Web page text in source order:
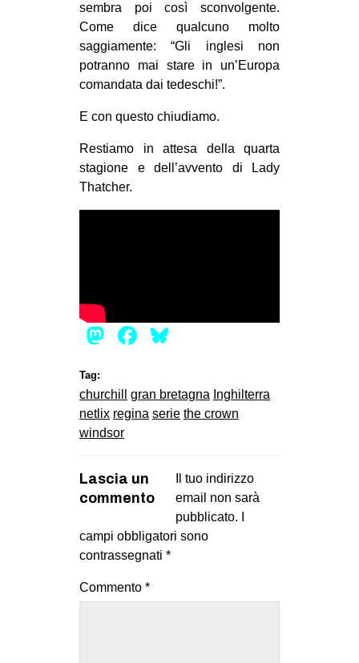
sembra poi così sconvolgente.
Come dice qualcuno molto
saggiamente: “Gli inglesi non
potranno mai stare in un’Europa
comandata dai tedeschi!”.
E con questo chiudiamo.
Restiamo in attesa della quarta
stagione e dell’avvento di Lady
Thatcher.
Mastodon
Facebook
Tag:
churchill gran bretagna Inghilterra
netlix regina serie the crown
windsor
Lascia un
commento
Il tuo indirizzo
email non sarà
pubblicato.
campi obbligatori sono
contrassegnati *
Commento *